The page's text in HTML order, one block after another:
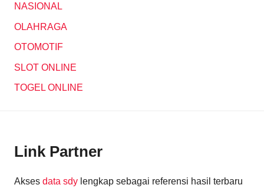
NASIONAL
OLAHRAGA
OTOMOTIF
SLOT ONLINE
TOGEL ONLINE
Link Partner
Akses data sdy lengkap sebagai referensi hasil terbaru